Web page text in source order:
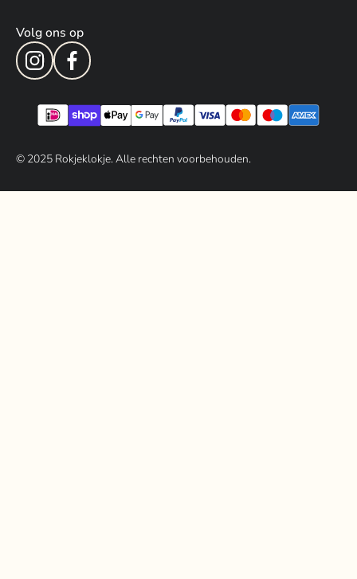
Volg ons op
© 2025Rokjeklokje. Alle rechten voorbehouden.